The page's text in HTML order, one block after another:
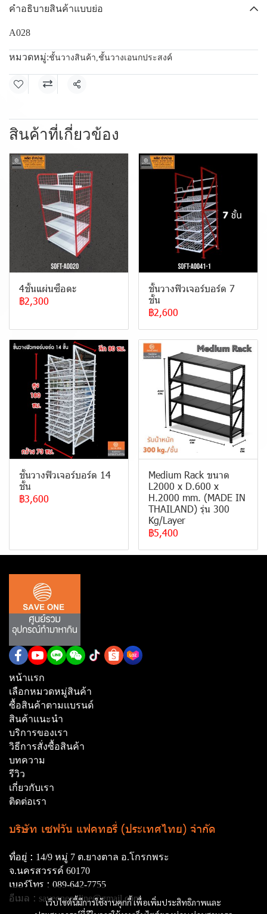
คำอธิบายสินค้าแบบย่อ
A028
หมวดหมู่:ชั้นวางสินค้า,ชั้นวางเอนกประสงค์
แชร์
สินค้าที่เกี่ยวข้อง
4ชั้นแผ่นซือดะ
฿2,300
ชั้นวางฟิวเจอร์บอร์ด 7
ชั้น
฿2,600
ชั้นวางฟิวเจอร์บอร์ด 14
ชั้น
฿3,600
Medium Rack ขนาด
L2000 x D.600 x
H.2000 mm. (MADE IN
THAILAND) รุ่น 300
Kg/Layer
฿5,400
เว็บไซต์นี้มีการใช้งานคุกกี้ เพื่อเพิ่มประสิทธิภาพและ
หน้าเเรก
เลือกหมวดหมู่สินค้า
ซื้อสินค้าตามเเบรนด์
สินค้าเเนะนำ
บริการของเรา
วิธีการสั่งซื้อสินค้า
บทความ
รีวิว
เกี่ยวกับเรา
ติดต่อเรา
บริษัท เซฟวัน แฟคทอรี่ (ประเทศไทย) จำกัด
ที่อยู่ : 14/9 หมู่ 7 ต.ยางตาล อ.โกรกพระ
จ.นครสวรรค์ 60170
เบอร์โทร : 089-642-7755
อีเมล : saveoneonline@gmail.com